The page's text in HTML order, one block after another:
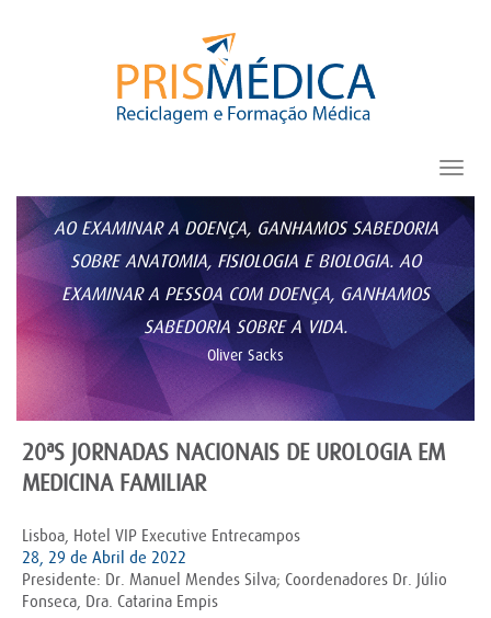
AO EXAMINAR A DOENÇA, GANHAMOS SABEDORIA
SOBRE ANATOMIA, FISIOLOGIA E BIOLOGIA. AO
EXAMINAR A PESSOA COM DOENÇA, GANHAMOS
SABEDORIA SOBRE A VIDA.
Oliver Sacks
20ªS JORNADAS NACIONAIS DE UROLOGIA EM
MEDICINA FAMILIAR
Lisboa, Hotel VIP Executive Entrecampos
28, 29 de Abril de 2022
Presidente: Dr. Manuel Mendes Silva; Coordenadores Dr. Júlio
Fonseca, Dra. Catarina Empis